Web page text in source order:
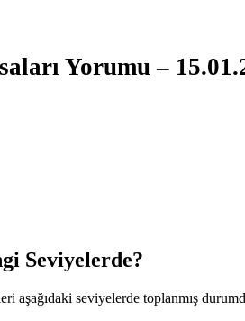
Yorumu –
Seviyelerde?
aşağıdaki seviyelerde toplanmış